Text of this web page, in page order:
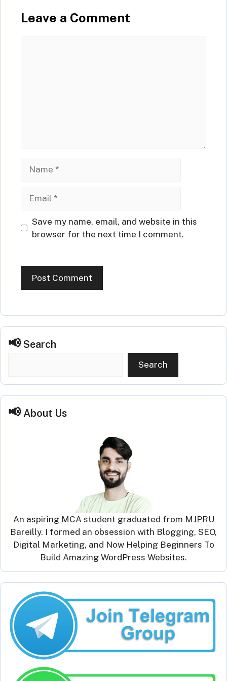
Leave a Comment
Website
Save my name, email, and website in this
browser for the next time I comment.
Search
Search
About Us
An aspiring MCA student graduated from MJPRU
Bareilly. I formed an obsession with Blogging, SEO,
Digital Marketing, and Now Helping Beginners To
Build Amazing WordPress Websites.